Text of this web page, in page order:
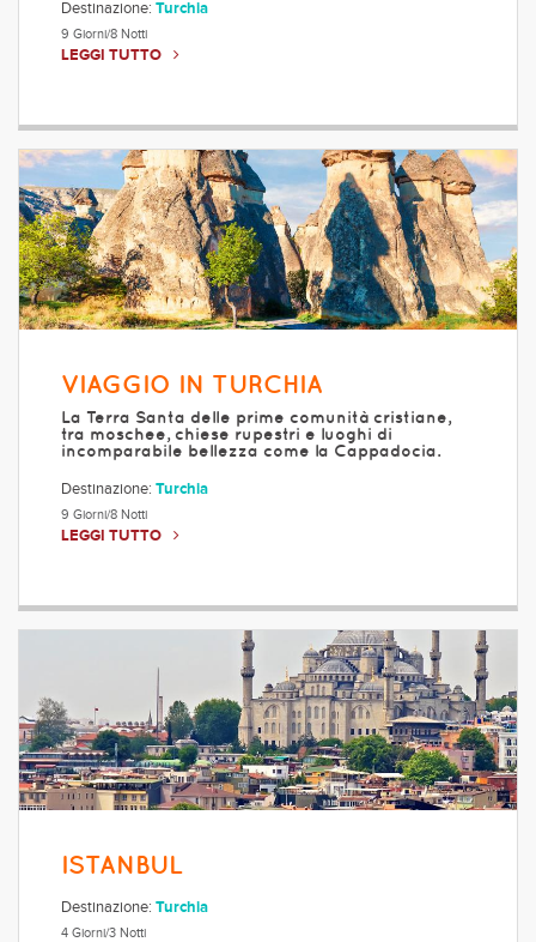
Destinazione: Turchia
9 Giorni/8 Notti
LEGGI TUTTO
VIAGGIO IN TURCHIA
La Terra Santa delle prime comunità cristiane,
tra moschee, chiese rupestri e luoghi di
incomparabile bellezza come la Cappadocia.
Destinazione: Turchia
9 Giorni/8 Notti
LEGGI TUTTO
ISTANBUL
Destinazione: Turchia
4 Giorni/3 Notti